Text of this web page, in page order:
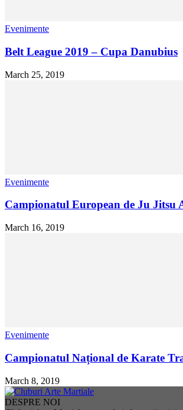
Evenimente
Belt League 2019 – Cupa Danubius
March 25, 2019
Evenimente
Campionatul European de Ju Jitsu
March 16, 2019
Evenimente
Campionatul Național de Karate
March 8, 2019
DESPRE NOI